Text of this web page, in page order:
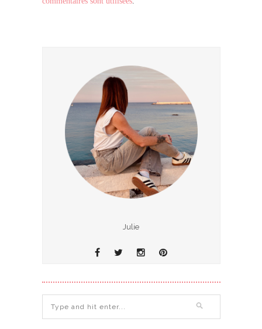
Julie